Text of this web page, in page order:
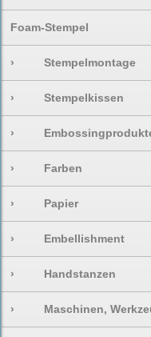
Foam-Stempel
› Stempelmontage
› Stempelkissen
›
› Farben
› Papier
› Embellishment
› Handstanzen
› Maschinen,